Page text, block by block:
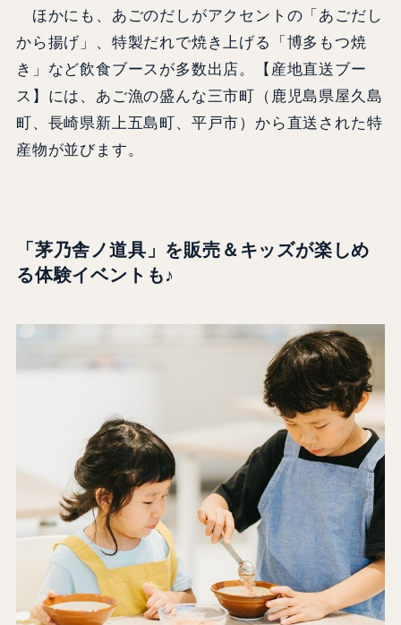
ほかにも、あごのだしがアクセントの「あごだし
から揚げ」、特製だれで焼き上げる「博多もつ焼
き」など飲食ブースが多数出店。【産地直送ブー
ス】には、あご漁の盛んな三市町（鹿児島県屋久島
町、長崎県新上五島町、平戸市）から直送された特
産物が並びます。
「茅乃舎ノ道具」を販売＆キッズが楽しめ
る体験イベントも♪